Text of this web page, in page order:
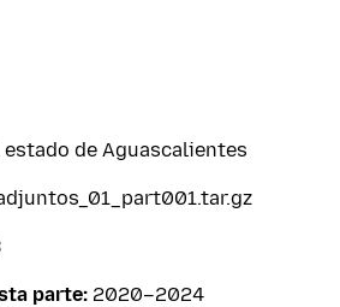
estado de Aguascalientes
parte: 2020–2024